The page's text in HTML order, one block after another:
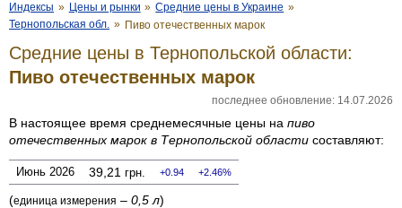
Индексы » Цены и рынки » Средние цены в Украине »
Тернопольская обл. » Пиво отечественных марок
Средние цены в Тернопольской области:
Пиво отечественных марок
последнее обновление: 14.07.2026
В настоящее время среднемесячные цены на пиво
отечественных марок в Тернопольской области составляют:
Июнь 2026 39,21 грн. 0.94 2.46%
(единица измерения – 0,5 л)